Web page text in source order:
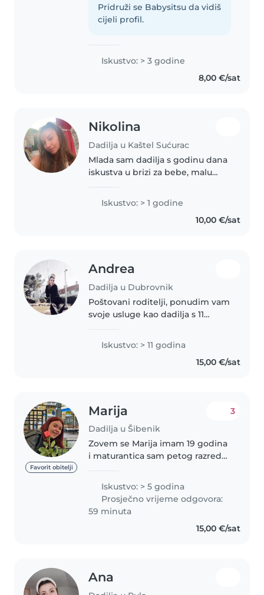
komunikativna sam i volim
zabavu. Kroz odrastanje puno
Pridruži se Babysitsu da vidiš
cijeli profil.
Iskustvo: > 3 godine
8,00 €/sat
Nikolina
Dadilja u Kaštel Sućurac
Mlada sam dadilja s godinu dana
iskustva u brizi za bebe, malu
sam, zabavna i strpljiva, a moje
vještine uključuju crtanje, čitanje,
Iskustvo: > 1 godine
10,00 €/sat
Andrea
Dadilja u Dubrovnik
Poštovani roditelji, ponudim vam
svoje usluge kao dadilja s 11
odgojiteljica i imam certifikat iz
Iskustvo: > 11 godina
15,00 €/sat
Favorit obitelji
Marija
Dadilja u Šibenik
3
Zovem se Marija imam 19 godina
i maturantica sam petog razreda
medicinska sestra). Oduvijek
volim rad s djecom i imam
iskustva u čuvanju djece
Iskustvo: > 5 godina
Prosječno vrijeme odgovora:
59 minuta
15,00 €/sat
Ana